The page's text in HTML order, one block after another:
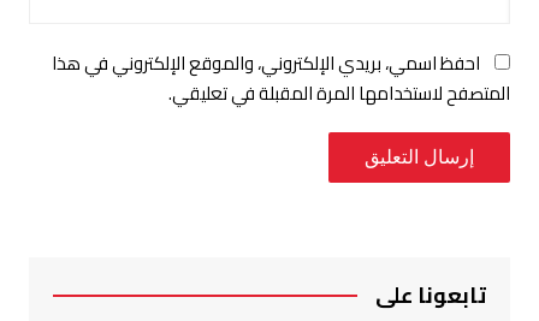
احفظ اسمي، بريدي الإلكتروني، والموقع الإلكتروني في هذا
المتصفح لاستخدامها المرة المقبلة في تعليقي.
تابعونا على